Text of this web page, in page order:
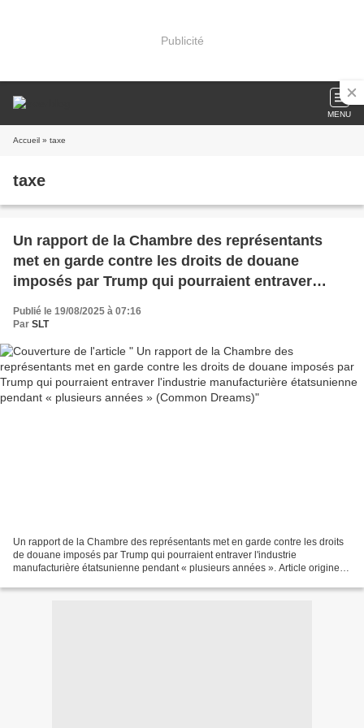
Publicité
MENU
Accueil » taxe
taxe
Un rapport de la Chambre des représentants
met en garde contre les droits de douane
imposés par Trump qui pourraient entraver
l'industrie manufacturière étatsunienne pendant
« plusieurs années » (Common Dreams)
Publié le 19/08/2025 à 07:16
Par SLT
Un rapport de la Chambre des représentants met en garde contre les droits
de douane imposés par Trump qui pourraient entraver l'industrie
manufacturière étatsunienne pendant « plusieurs années ». Article originel :